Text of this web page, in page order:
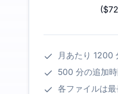
($72
月あたり 1200
500 分の追加
各ファイルは